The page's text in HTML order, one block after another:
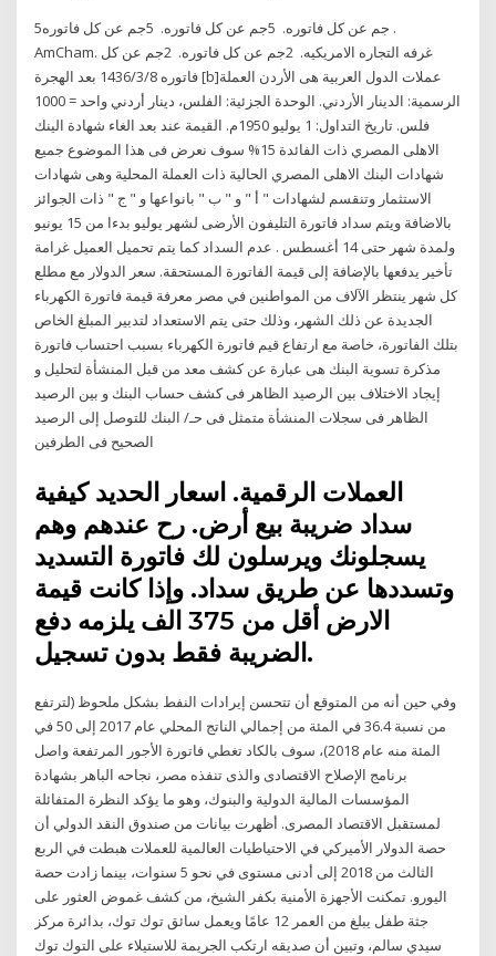
5‭ ‬جم‭ ‬عن‭ ‬كل‭ ‬فاتوره. 5‭ ‬جم‭ ‬عن‭ ‬كل‭ ‬فاتوره. 5‭ ‬جم‭ ‬عن‭ ‬كل‭ ‬فاتوره.
AmCham. غرفه‭ ‬التجاره‭ ‬الامريكيه. 2‭ ‬جم‭ ‬عن‭ ‬كل‭ ‬فاتوره. 2‭ ‬جم‭ ‬عن‭ ‬كل‭
‬فاتوره 8‏‏/3‏‏/1436 بعد الهجرة [b]عملات الدول العربية هى الأردن العملة
الرسمية: الدينار الأردني. الوحدة الجزئية: الفلس، دينار أردني واحد = 1000
فلس. تاريخ التداول: 1 يوليو 1950م. القيمة عند بعد الغاء شهادة الينك
الاهلى المصري ذات الفائدة 15% سوف نعرض فى هذا الموضوع جميع
شهادات البنك الاهلى المصري الحالية ذات العملة المحلية وهى شهادات
الاستثمار وتنقسم لشهادات " أ " و " ب " بانواعها و " ج " ذات الجوائز
بالاضافة ويتم سداد فاتورة التليفون الأرضى لشهر يوليو بدءا من 15 يونيو
ولمدة شهر حتى 14 أغسطس . عدم السداد كما يتم تحميل العميل غرامة
تأخير يدفعها بالإضافة إلى قيمة الفاتورة المستحقة. سعر الدولار مع مطلع
كل شهر ينتظر الآلاف من المواطنين في مصر معرفة قيمة فاتورة الكهرباء
الجديدة عن ذلك الشهر، وذلك حتى يتم الاستعداد لتدبير المبلغ الخاص
بتلك الفاتورة، خاصة مع ارتفاع قيم فاتورة الكهرباء بسبب احتساب فاتورة
مذكرة تسوية البنك هى عبارة عن كشف معد من قبل المنشأة لتحليل و
إيجاد الاختلاف بين الرصيد الظاهر فى كشف حساب البنك و بين الرصيد
الظاهر فى سجلات المنشأة متمثل فى حـ/ البنك للتوصل إلى الرصيد
الصحيح فى الطرفين
العملات الرقمية. اسعار الحديد كيفية
سداد ضريبة بيع أرض. رح عندهم وهم
يسجلونك ويرسلون لك فاتورة التسديد
وتسددها عن طريق سداد. وإذا كانت قيمة
الارض أقل من 375 الف يلزمه دفع
الضريبة فقط بدون تسجيل.
وفي حين أنه من المتوقع أن تتحسن إيرادات النفط بشكل ملحوظ (لترتفع
من نسبة 36.4 في المئة من إجمالي الناتج المحلي عام 2017 إلى 50 في
المئة منه عام 2018)، سوف بالكاد تغطي فاتورة الأجور المرتفعة واصل
برنامج الإصلاح الاقتصادى والذى تنفذه مصر، نجاحه الباهر بشهادة
المؤسسات المالية الدولية والبنوك، وهو ما يؤكد النظرة المتفائلة
لمستقبل الاقتصاد المصرى. أظهرت بيانات من صندوق النقد الدولي أن
حصة الدولار الأميركي في الاحتياطيات العالمية للعملات هبطت في الربع
الثالث من 2018 إلى أدنى مستوى في نحو 5 سنوات، بينما زادت حصة
اليورو. تمكنت الأجهزة الأمنية بكفر الشيخ، من كشف غموض العثور على
جثة طفل يبلغ من العمر 12 عامًا ويعمل سائق توك توك، بدائرة مركز
سيدي سالم، وتبين أن صديقه ارتكب الجريمة للاستيلاء على التوك توك